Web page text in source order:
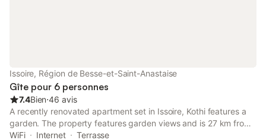
Issoire, Région de Besse-et-Saint-Anastaise
Gîte pour 6 personnes
7.4Bien⋅46 avis
A recently renovated apartment set in Issoire, Kothi features a
garden. The property features garden views and is 27 km from
La Grande Halle and 27 km from Zénith d'Auvergne.
WiFi Internet Terrasse